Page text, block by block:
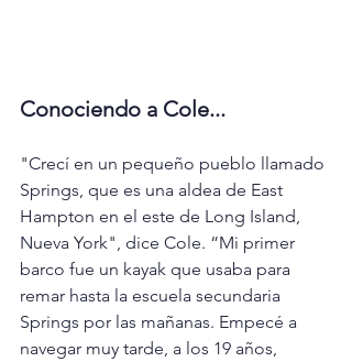
Conociendo a Cole...
"Crecí en un pequeño pueblo llamado
Springs, que es una aldea de East
Hampton en el este de Long Island,
Nueva York", dice Cole. “Mi primer
barco fue un kayak que usaba para
remar hasta la escuela secundaria
Springs por las mañanas. Empecé a
navegar muy tarde, a los 19 años,